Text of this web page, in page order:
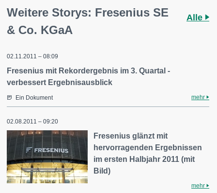
Weitere Storys: Fresenius SE
& Co. KGaA
Alle
02.11.2011 – 08:09
Fresenius mit Rekordergebnis im 3. Quartal -
verbessert Ergebnisausblick
Ein Dokument mehr
02.08.2011 – 09:20
Fresenius glänzt mit
hervorragenden Ergebnissen
im ersten Halbjahr 2011 (mit
Bild)
mehr